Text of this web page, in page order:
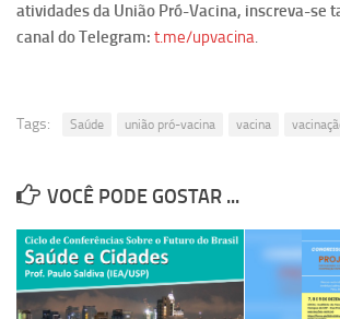
Publicações
Relatórios
Espaço Cultural
Contato
Newsletter
atividades da União Pró-Vacina, inscreva-se
canal do Telegram: t.me/upvacina.
Tags: Saúde união pró-vacina vacina
VOCÊ PODE GOSTAR ...